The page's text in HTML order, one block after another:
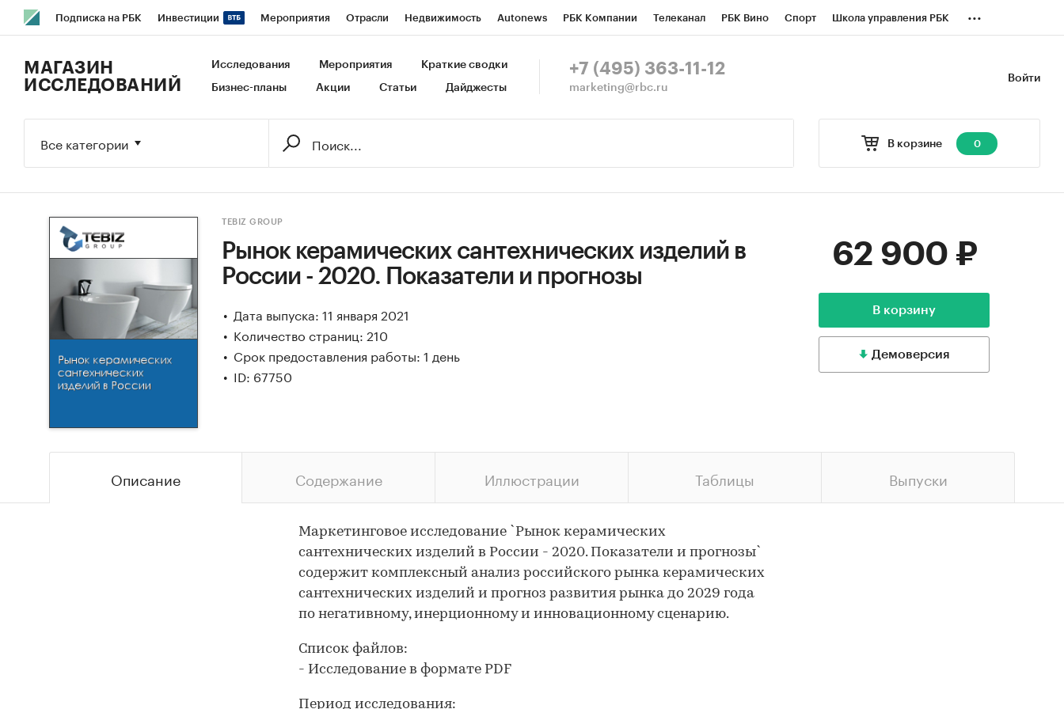
Подписка на РБК Инвестиции Мероприятия Отрасли Недвижимость Autonews РБК Компании Телеканал РБК Вино Спорт Школа управления РБК
Исследования Кредитные рейтинги Франшизы Газета Спецпроекты СПб Конференции СПб Спецпроекты
...
Войти
МАГАЗИН
ИССЛЕДОВАНИЙ
Исследования Мероприятия Краткие сводки
Бизнес-планы Акции Статьи Дайджесты
+7 (495) 363-11-12
marketing@rbc.ru
В корзине 0
Все категории
TEBIZ GROUP
Рынок керамических сантехнических изделий в
России - 2020. Показатели и прогнозы
Дата выпуска: 11 января 2021
Количество страниц: 210
Срок предоставления работы: 1 день
ID: 67750
62 900 ₽
В корзину
Демоверсия
Описание Содержание Иллюстрации Таблицы Выпуски
Маркетинговое исследование `Рынок керамических
сантехнических изделий в России - 2020. Показатели и прогнозы`
содержит комплексный анализ российского рынка керамических
сантехнических изделий и прогноз развития рынка до 2029 года
по негативному, инерционному и инновационному сценарию.
Список файлов:
- Исследование в формате PDF
Период исследования: